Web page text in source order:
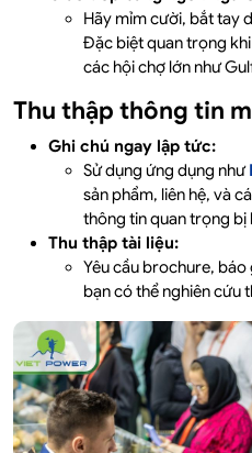
Hãy mỉm cười, bắt tay
Đặc biệt quan trọng
các hội chợ lớn như
Thu thập thông tin
Ghi chú ngay lập tức:
Sử dụng ứng dụng như
sản phẩm, liên hệ, và
thông tin quan trọng bị
Thu thập tài liệu:
Yêu cầu brochure,
bạn có thể nghiên cứu